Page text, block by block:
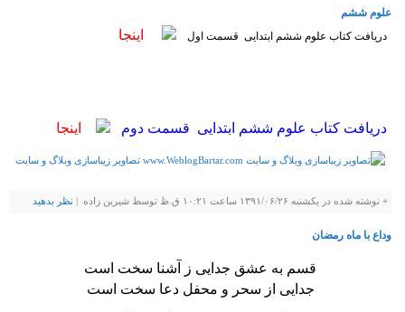
علوم ششم
دریافت کتاب علوم ششم ابتدایی قسمت اول
اینجا
دریافت کتاب علوم ششم ابتدایی قسمت دوم اینجا
+ نوشته شده در یکشنبه ۱۳۹۱/۰۶/۲۶ ساعت ۱۰:۲۱ ق.ظ توسط شيرين زاده | نظر بدهيد
وداع با ماه رمضان
قسم به عشق جدایی ز آشنا سخت است
جدایی از سحر و محفل دعا سخت است